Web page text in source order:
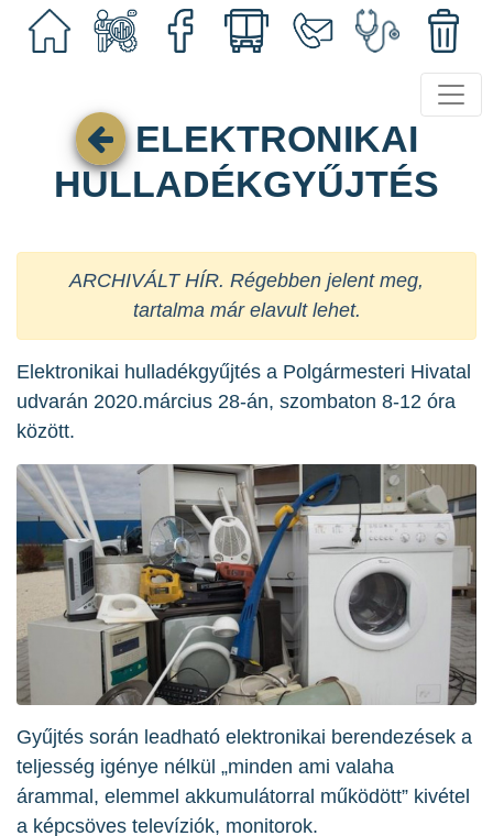
ELEKTRONIKAI
HULLADÉKGYŰJTÉS
ARCHIVÁLT HÍR. Régebben jelent meg,
tartalma már elavult lehet.
Elektronikai hulladékgyűjtés a Polgármesteri Hivatal
udvarán 2020.március 28-án, szombaton 8-12 óra
között.
Gyűjtés során leadható elektronikai berendezések a
teljesség igénye nélkül „minden ami valaha
árammal, elemmel akkumulátorral működött” kivétel
a képcsöves televíziók, monitorok.